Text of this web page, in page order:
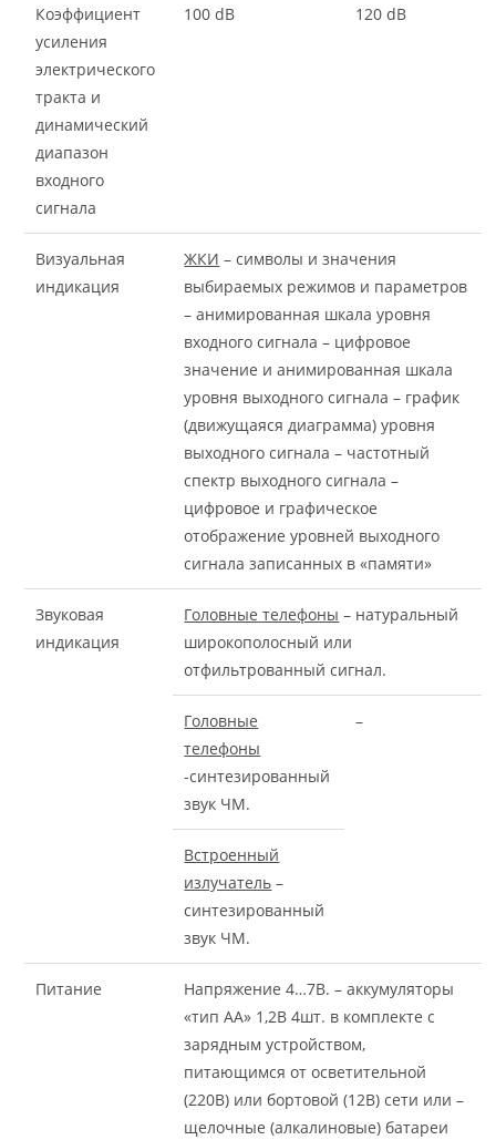
Коэффициент
усиления
электрического
тракта и
динамический
диапазон
входного
сигнала
100 dB 120 dB
Визуальная
индикация
ЖКИ – символы и значения
выбираемых режимов и параметров
– анимированная шкала уровня
входного сигнала – цифровое
значение и анимированная шкала
уровня выходного сигнала – график
(движущаяся диаграмма) уровня
выходного сигнала – частотный
спектр выходного сигнала –
цифровое и графическое
отображение уровней выходного
сигнала записанных в «памяти»
Звуковая
индикация
Головные телефоны – натуральный
широкополосный или
отфильтрованный сигнал.
Головные
телефоны
-синтезированный
звук ЧМ.
–
Встроенный
излучатель –
синтезированный
звук ЧМ.
Питание
Напряжение 4…7В. – аккумуляторы
«тип АА» 1,2В 4шт. в комплекте с
зарядным устройством,
питающимся от осветительной
(220В) или бортовой (12В) сети или –
щелочные (алкалиновые) батареи